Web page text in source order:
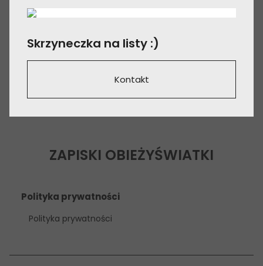
Skrzyneczka na listy :)
Kontakt
ZAPISKI OBIEŻYŚWIATKI
Polityka prywatności
Polityka prywatności